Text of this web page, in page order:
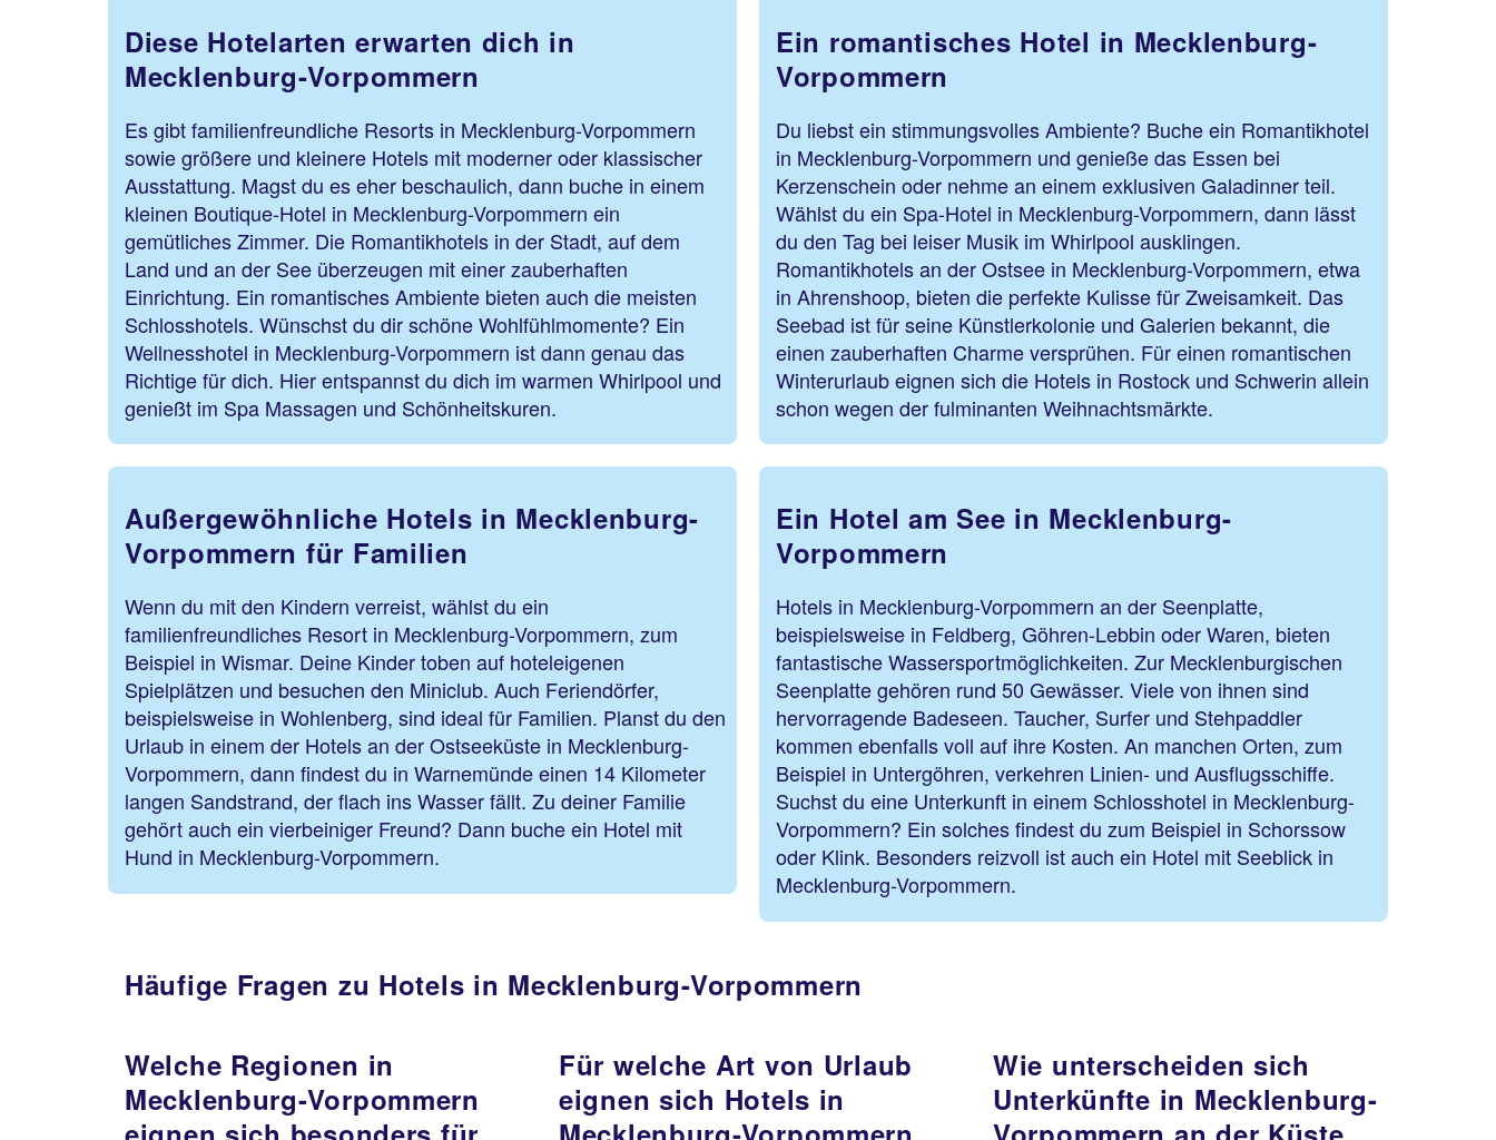
Diese Hotelarten erwarten dich in
Mecklenburg-Vorpommern
Es gibt familienfreundliche Resorts in Mecklenburg-Vorpommern
sowie größere und kleinere Hotels mit moderner oder klassischer
Ausstattung. Magst du es eher beschaulich, dann buche in einem
kleinen Boutique-Hotel in Mecklenburg-Vorpommern ein
gemütliches Zimmer. Die Romantikhotels in der Stadt, auf dem
Land und an der See überzeugen mit einer zauberhaften
Einrichtung. Ein romantisches Ambiente bieten auch die meisten
Schlosshotels. Wünschst du dir schöne Wohlfühlmomente? Ein
Wellnesshotel in Mecklenburg-Vorpommern ist dann genau das
Richtige für dich. Hier entspannst du dich im warmen Whirlpool und
genießt im Spa Massagen und Schönheitskuren.
Außergewöhnliche Hotels in Mecklenburg-
Vorpommern für Familien
Wenn du mit den Kindern verreist, wählst du ein
familienfreundliches Resort in Mecklenburg-Vorpommern, zum
Beispiel in Wismar. Deine Kinder toben auf hoteleigenen
Spielplätzen und besuchen den Miniclub. Auch Feriendörfer,
beispielsweise in Wohlenberg, sind ideal für Familien. Planst du den
Urlaub in einem der Hotels an der Ostseeküste in Mecklenburg-
Vorpommern, dann findest du in Warnemünde einen 14 Kilometer
langen Sandstrand, der flach ins Wasser fällt. Zu deiner Familie
gehört auch ein vierbeiniger Freund? Dann buche ein Hotel mit
Hund in Mecklenburg-Vorpommern.
Ein romantisches Hotel in Mecklenburg-
Vorpommern
Du liebst ein stimmungsvolles Ambiente? Buche ein Romantikhotel
in Mecklenburg-Vorpommern und genieße das Essen bei
Kerzenschein oder nehme an einem exklusiven Galadinner teil.
Wählst du ein Spa-Hotel in Mecklenburg-Vorpommern, dann lässt
du den Tag bei leiser Musik im Whirlpool ausklingen.
Romantikhotels an der Ostsee in Mecklenburg-Vorpommern, etwa
in Ahrenshoop, bieten die perfekte Kulisse für Zweisamkeit. Das
Seebad ist für seine Künstlerkolonie und Galerien bekannt, die
einen zauberhaften Charme versprühen. Für einen romantischen
Winterurlaub eignen sich die Hotels in Rostock und Schwerin allein
schon wegen der fulminanten Weihnachtsmärkte.
Ein Hotel am See in Mecklenburg-
Vorpommern
Hotels in Mecklenburg-Vorpommern an der Seenplatte,
beispielsweise in Feldberg, Göhren-Lebbin oder Waren, bieten
fantastische Wassersportmöglichkeiten. Zur Mecklenburgischen
Seenplatte gehören rund 50 Gewässer. Viele von ihnen sind
hervorragende Badeseen. Taucher, Surfer und Stehpaddler
kommen ebenfalls voll auf ihre Kosten. An manchen Orten, zum
Beispiel in Untergöhren, verkehren Linien- und Ausflugsschiffe.
Suchst du eine Unterkunft in einem Schlosshotel in Mecklenburg-
Vorpommern? Ein solches findest du zum Beispiel in Schorssow
oder Klink. Besonders reizvoll ist auch ein Hotel mit Seeblick in
Mecklenburg-Vorpommern.
Häufige Fragen zu Hotels in Mecklenburg-Vorpommern
Welche Regionen in
Mecklenburg-Vorpommern
Für welche Art von Urlaub
eignen sich Hotels in
Wie unterscheiden sich
Unterkünfte in Mecklenburg-